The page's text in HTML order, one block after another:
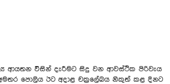
ආයතන විසින් දැරීමට සිදු වන ආවස්ථික පිරිවැය
පොලිය ඊට අදාළ චක්‍රලේඛය නිකුත් කළ දිනට